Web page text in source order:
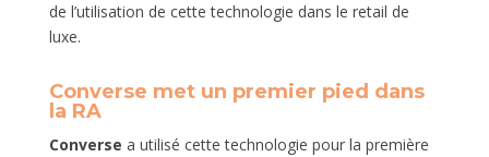
de l’utilisation de cette technologie dans le retail de
luxe.
Converse met un premier pied dans
la RA
Converse a utilisé cette technologie pour la première